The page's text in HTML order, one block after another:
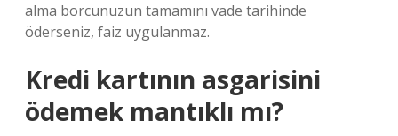
alma borcunuzun tamamını vade tarihinde
öderseniz, faiz uygulanmaz.
Kredi kartının asgarisini
ödemek mantıklı mı?